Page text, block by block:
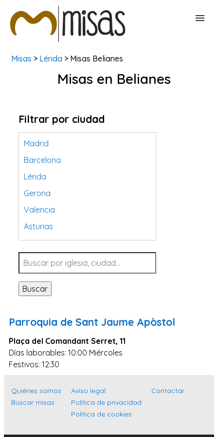
BUSCAR MISAS
Misas > Lérida > Misas Belianes
Misas en Belianes
Filtrar por ciudad
Madrid
Barcelona
Lérida
Gerona
Valencia
Asturias
Tarragona
Navarra
Valladolid
Sevilla
Santa Cruz de Tenerife
Cantabria
Islas Baleares
Málaga
Buscar
Parroquia de Sant Jaume Apòstol
Plaça del Comandant Serret, 11
Días laborables: 10:00 Miércoles
Festivos: 12:30
Quiénes somos
Buscar misas
Aviso legal
Política de privacidad
Política de cookies
Contactar